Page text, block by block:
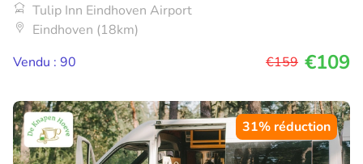
Tulip Inn Eindhoven Airport
Eindhoven (18km)
Vendu : 90
€159 €109
31% réduction